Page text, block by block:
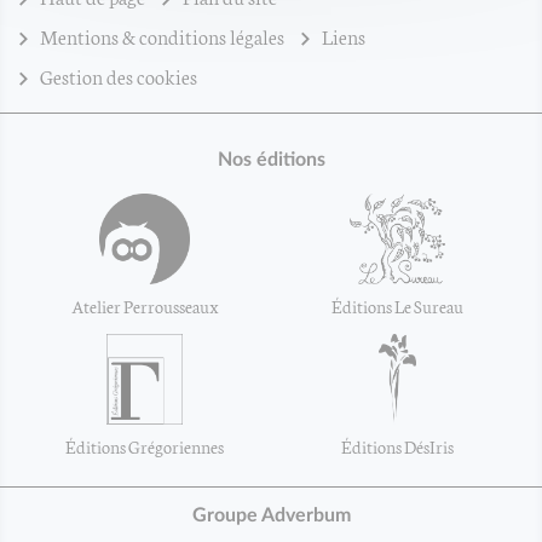
Mentions & conditions légales
Liens
Gestion des cookies
Nos éditions
Atelier Perrousseaux Éditions Le Sureau
Éditions Grégoriennes Éditions DésIris
Groupe Adverbum